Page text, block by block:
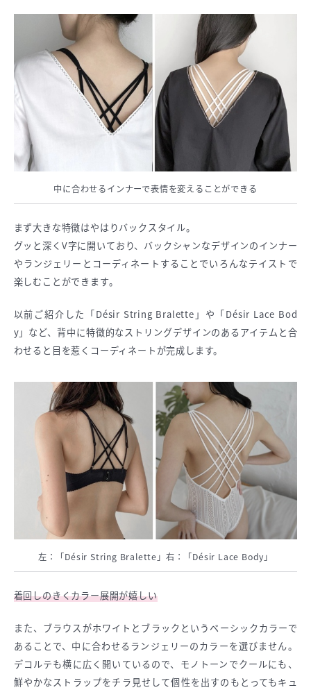
中に合わせるインナーで表情を変えることができる
まず大きな特徴はやはりバックスタイル。
グッと深くV字に開いており、バックシャンなデザインのインナー
やランジェリーとコーディネートすることでいろんなテイストで
楽しむことができます。
以前ご紹介した「Désir String Bralette」や「Désir Lace Bod
y」など、背中に特徴的なストリングデザインのあるアイテムと合
わせると目を惹くコーディネートが完成します。
左：「Désir String Bralette」右：「Désir Lace Body」
着回しのきくカラー展開が嬉しい
また、ブラウスがホワイトとブラックというベーシックカラーで
あることで、中に合わせるランジェリーのカラーを選びません。
デコルテも横に広く開いているので、モノトーンでクールにも、
鮮やかなストラップをチラ見せして個性を出すのもとってもキュ